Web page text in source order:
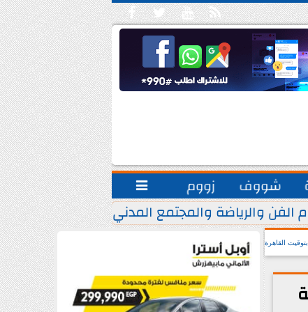
   

شووف زووم 
الفن والرياضة والمجتمع المدني.. يشاركون
بتوقيت القاهرة